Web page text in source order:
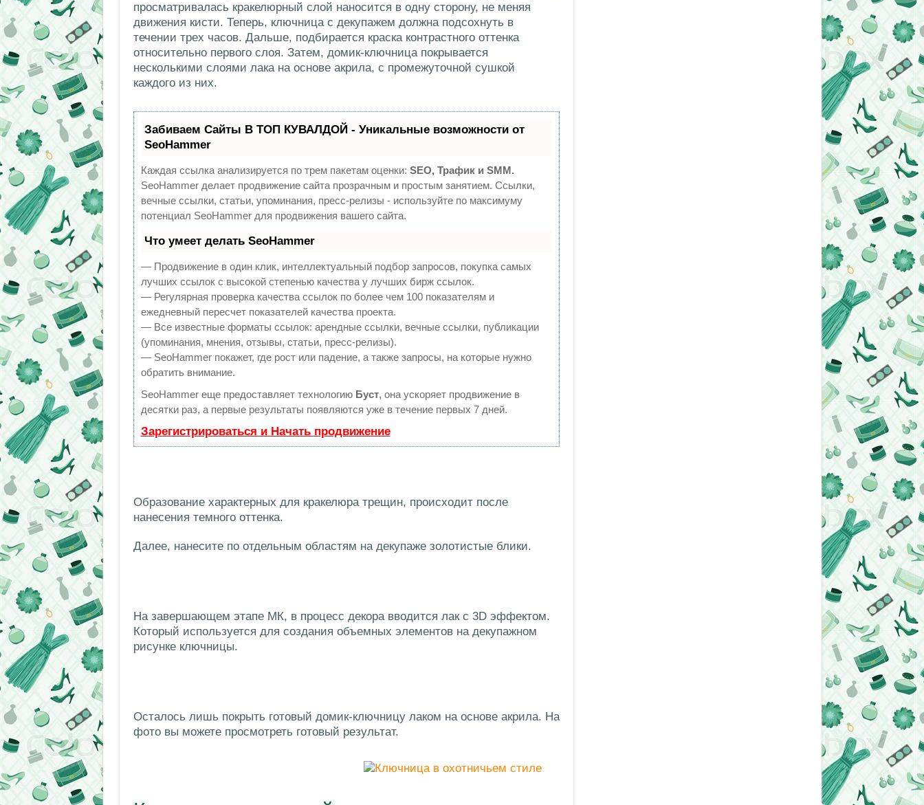
просматривалась кракелюрный слой наносится в одну сторону, не меняя
движения кисти. Теперь, ключница с декупажем должна подсохнуть в
течении трех часов. Дальше, подбирается краска контрастного оттенка
относительно первого слоя. Затем, домик-ключница покрывается
несколькими слоями лака на основе акрила, с промежуточной сушкой
каждого из них.
Забиваем Сайты В ТОП КУВАЛДОЙ - Уникальные возможности от
SeoHammer
Каждая ссылка анализируется по трем пакетам оценки: SEO, Трафик и SMM.
SeoHammer делает продвижение сайта прозрачным и простым занятием. Ссылки,
вечные ссылки, статьи, упоминания, пресс-релизы - используйте по максимуму
потенциал SeoHammer для продвижения вашего сайта.
Что умеет делать SeoHammer
— Продвижение в один клик, интеллектуальный подбор запросов, покупка самых
лучших ссылок с высокой степенью качества у лучших бирж ссылок.
— Регулярная проверка качества ссылок по более чем 100 показателям и
ежедневный пересчет показателей качества проекта.
— Все известные форматы ссылок: арендные ссылки, вечные ссылки, публикации
(упоминания, мнения, отзывы, статьи, пресс-релизы).
— SeoHammer покажет, где рост или падение, а также запросы, на которые нужно
обратить внимание.
SeoHammer еще предоставляет технологию Буст, она ускоряет продвижение в
десятки раз, а первые результаты появляются уже в течение первых 7 дней.
Зарегистрироваться и Начать продвижение
Образование характерных для кракелюра трещин, происходит после
нанесения темного оттенка.
Далее, нанесите по отдельным областям на декупаже золотистые блики.
На завершающем этапе МК, в процесс декора вводится лак с 3D эффектом.
Который используется для создания объемных элементов на декупажном
рисунке ключницы.
Осталось лишь покрыть готовый домик-ключницу лаком на основе акрила. На
фото вы можете просмотреть готовый результат.